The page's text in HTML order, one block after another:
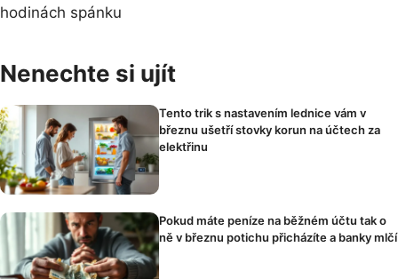
hodinách spánku
Nenechte si ujít
Tento trik s nastavením lednice vám v
březnu ušetří stovky korun na účtech za
elektřinu
Pokud máte peníze na běžném účtu tak o
ně v březnu potichu přicházíte a banky mlčí